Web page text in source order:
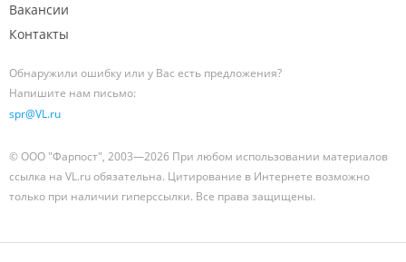
Вакансии
Контакты
Обнаружили ошибку или у Вас есть предложения?
Напишите нам письмо:
spr@VL.ru
© ООО "Фарпост", 2003—2026 При любом использовании материалов
ссылка на VL.ru обязательна. Цитирование в Интернете возможно
только при наличии гиперссылки. Все права защищены.